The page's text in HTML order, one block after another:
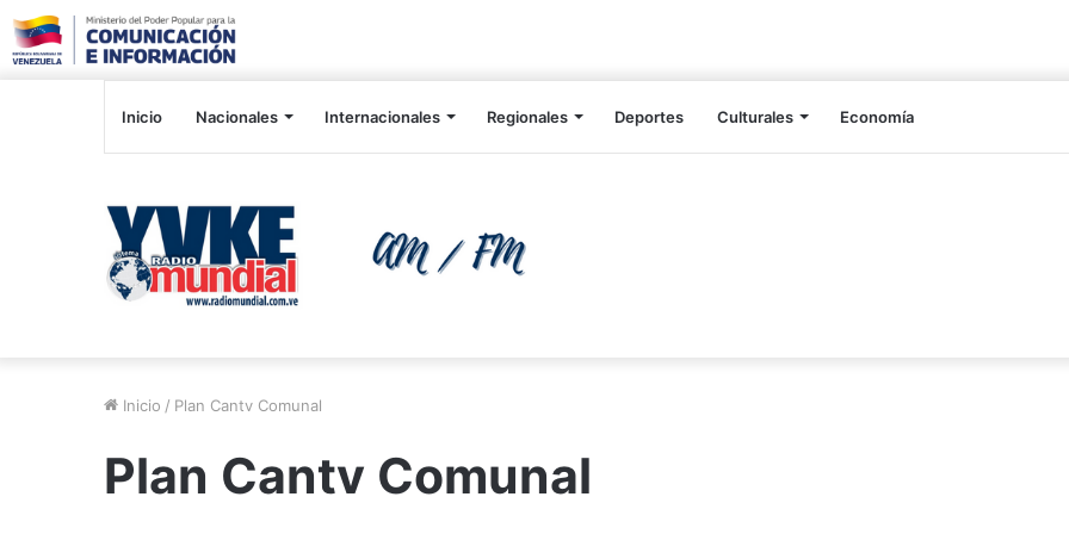
Inicio Nacionales Internacionales Regionales Deportes Culturales Economía
Inicio / Plan Cantv Comunal
Plan Cantv Comunal